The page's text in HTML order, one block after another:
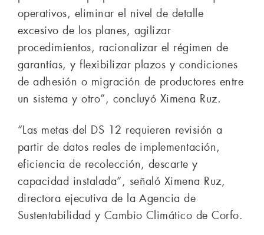
operativos, eliminar el nivel de detalle
excesivo de los planes, agilizar
procedimientos, racionalizar el régimen de
garantías, y flexibilizar plazos y condiciones
de adhesión o migración de productores entre
un sistema y otro”, concluyó Ximena Ruz.
“Las metas del DS 12 requieren revisión a
partir de datos reales de implementación,
eficiencia de recolección, descarte y
capacidad instalada”, señaló Ximena Ruz,
directora ejecutiva de la Agencia de
Sustentabilidad y Cambio Climático de Corfo.